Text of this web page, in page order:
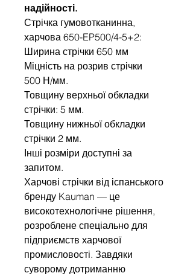
надійності.
Стрічка гумовотканинна,
харчова 650-EP500/4-5+2:
Ширина стрічки 650 мм
Міцність на розрив стрічки
500 Н/мм.
Товщину верхньої обкладки
стрічки: 5 мм.
Товщину нижньої обкладки
стрічки 2 мм.
Інші розміри доступні за
запитом.
Харчові стрічки від іспанського
бренду Kauman — це
високотехнологічне рішення,
розроблене спеціально для
підприємств харчової
промисловості. Завдяки
суворому дотриманню